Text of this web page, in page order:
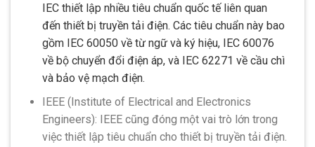
IEC thiết lập nhiều tiêu chuẩn quốc tế liên quan
đến thiết bị truyền tải điện. Các tiêu chuẩn này bao
gồm IEC 60050 về từ ngữ và ký hiệu, IEC 60076
về bộ chuyển đổi điện áp, và IEC 62271 về cầu chì
và bảo vệ mạch điện.
IEEE (Institute of Electrical and Electronics
Engineers): IEEE cũng đóng một vai trò lớn trong
việc thiết lập tiêu chuẩn cho thiết bị truyền tải điện.